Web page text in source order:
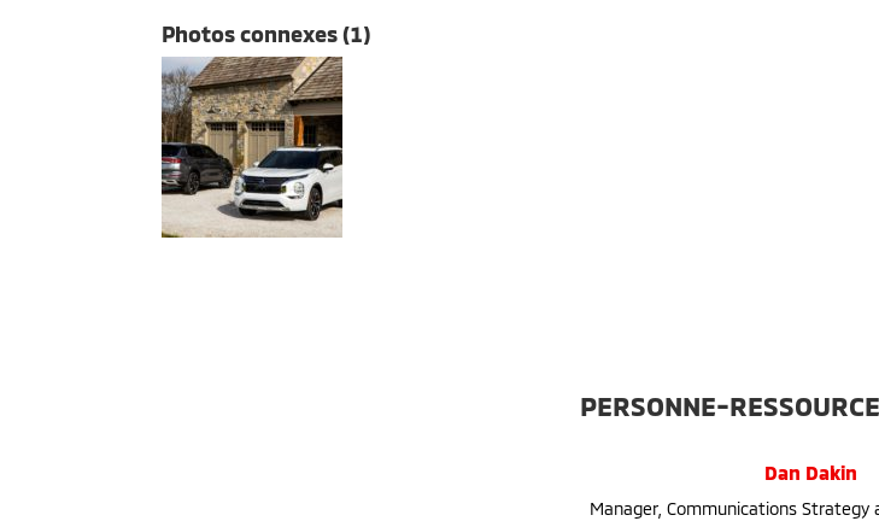
Photos connexes (1)
PERSONNE-
Dan Dakin
Manager, Communications Strategy